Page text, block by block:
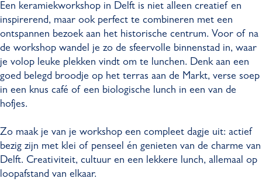
Een keramiekworkshop in Delft is niet alleen creatief en
inspirerend, maar ook perfect te combineren met een
ontspannen bezoek aan het historische centrum. Voor of na
de workshop wandel je zo de sfeervolle binnenstad in, waar
je volop leuke plekken vindt om te lunchen. Denk aan een
goed belegd broodje op het terras aan de Markt, verse soep
in een knus café of een biologische lunch in een van de
hofjes.
Zo maak je van je workshop een compleet dagje uit: actief
bezig zijn met klei of penseel én genieten van de charme van
Delft. Creativiteit, cultuur en een lekkere lunch, allemaal op
loopafstand van elkaar.